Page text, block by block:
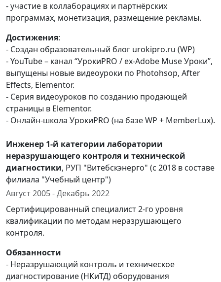
- участие в коллаборациях и партнёрских
программах, монетизация, размещение рекламы.
Достижения:
- Создан образовательный блог urokipro.ru (WP)
- YouTube – канал “УрокиPRO / ex-Adobe Muse Уроки”,
выпущены новые видеоуроки по Photohsop, After
Effects, Elementor.
- Серия видеоуроков по созданию продающей
страницы в Elementor.
- Онлайн-школа УрокиPRO (на базе WP + MemberLux).
Инженер 1-й категории лаборатории
неразрушающего контроля и технической
диагностики, РУП "Витебскэнерго" (с 2018 в составе
филиала "Учебный центр")
Август 2005 - Декабрь 2022
Cертифицированный специалист 2-го уровня
квалификации по методам неразрушающего
контроля.
Обязанности
- Неразрушающий контроль и техническое
диагностирование (НКиТД) оборудования